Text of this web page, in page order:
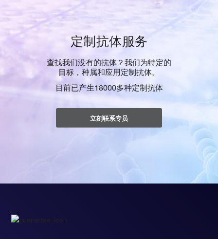
定制抗体服务
查找我们没有的抗体？我们为特定的
目标，种属和应用定制抗体。
目前已产生18000多种定制抗体
立刻联系专员